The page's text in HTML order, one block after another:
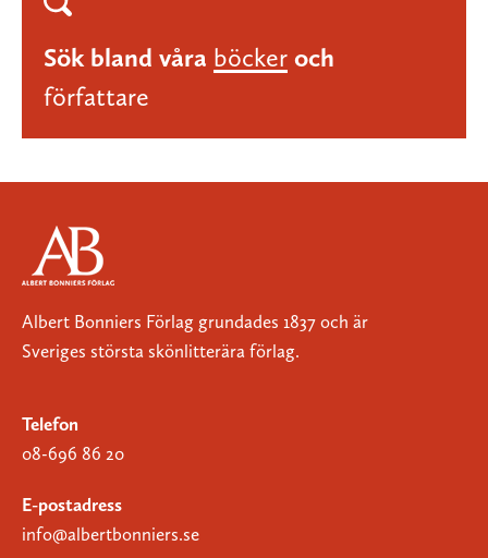
Sök bland våra böcker och
författare
Albert Bonniers Förlag grundades 1837 och är
Sveriges största skönlitterära förlag.
Telefon
08-696 86 20
E-postadress
info@albertbonniers.se